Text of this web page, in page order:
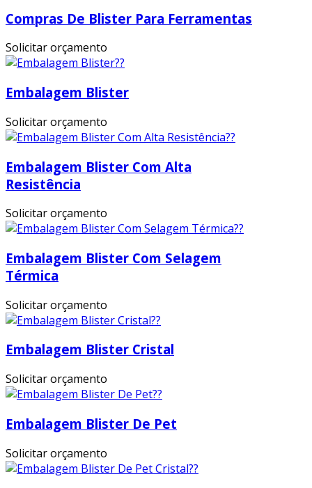
Compras De Blister Para Ferramentas
Solicitar orçamento
Embalagem Blister
Solicitar orçamento
Embalagem Blister Com Alta
Resistência
Solicitar orçamento
Embalagem Blister Com Selagem
Térmica
Solicitar orçamento
Embalagem Blister Cristal
Solicitar orçamento
Embalagem Blister De Pet
Solicitar orçamento